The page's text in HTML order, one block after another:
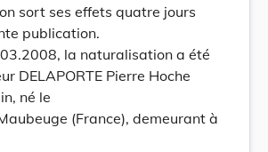
sort ses effets quatre jours
publication.
la naturalisation a été
DELAPORTE Pierre Hoche
né le
(France), demeurant à